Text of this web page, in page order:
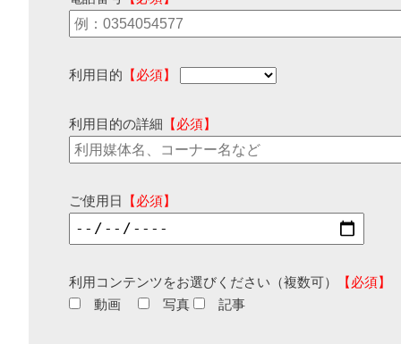
利用目的 【必須】
利用目的の詳細 【必須】
ご使用日 【必須】
利用コンテンツをお選びください（複数可）
【必須】
動画
写真 記事